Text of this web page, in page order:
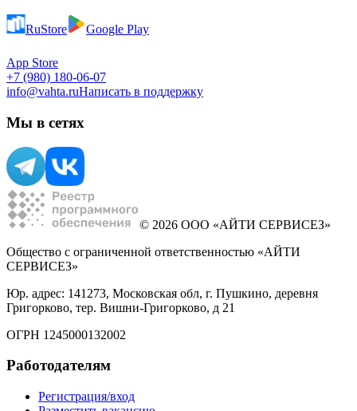
RuStore Google Play
App Store
+7 (980) 180-06-07
info@vahta.ruНаписать в поддержку
Мы в сетях
© 2026 ООО «АЙТИ СЕРВИСЕЗ»
Общество с ограниченной ответственностью «АЙТИ
СЕРВИСЕЗ»
Юр. адрес: 141273, Московская обл, г. Пушкино, деревня
Григорково, тер. Вишни-Григорково, д 21
ОГРН 1245000132002
Работодателям
Регистрация/вход